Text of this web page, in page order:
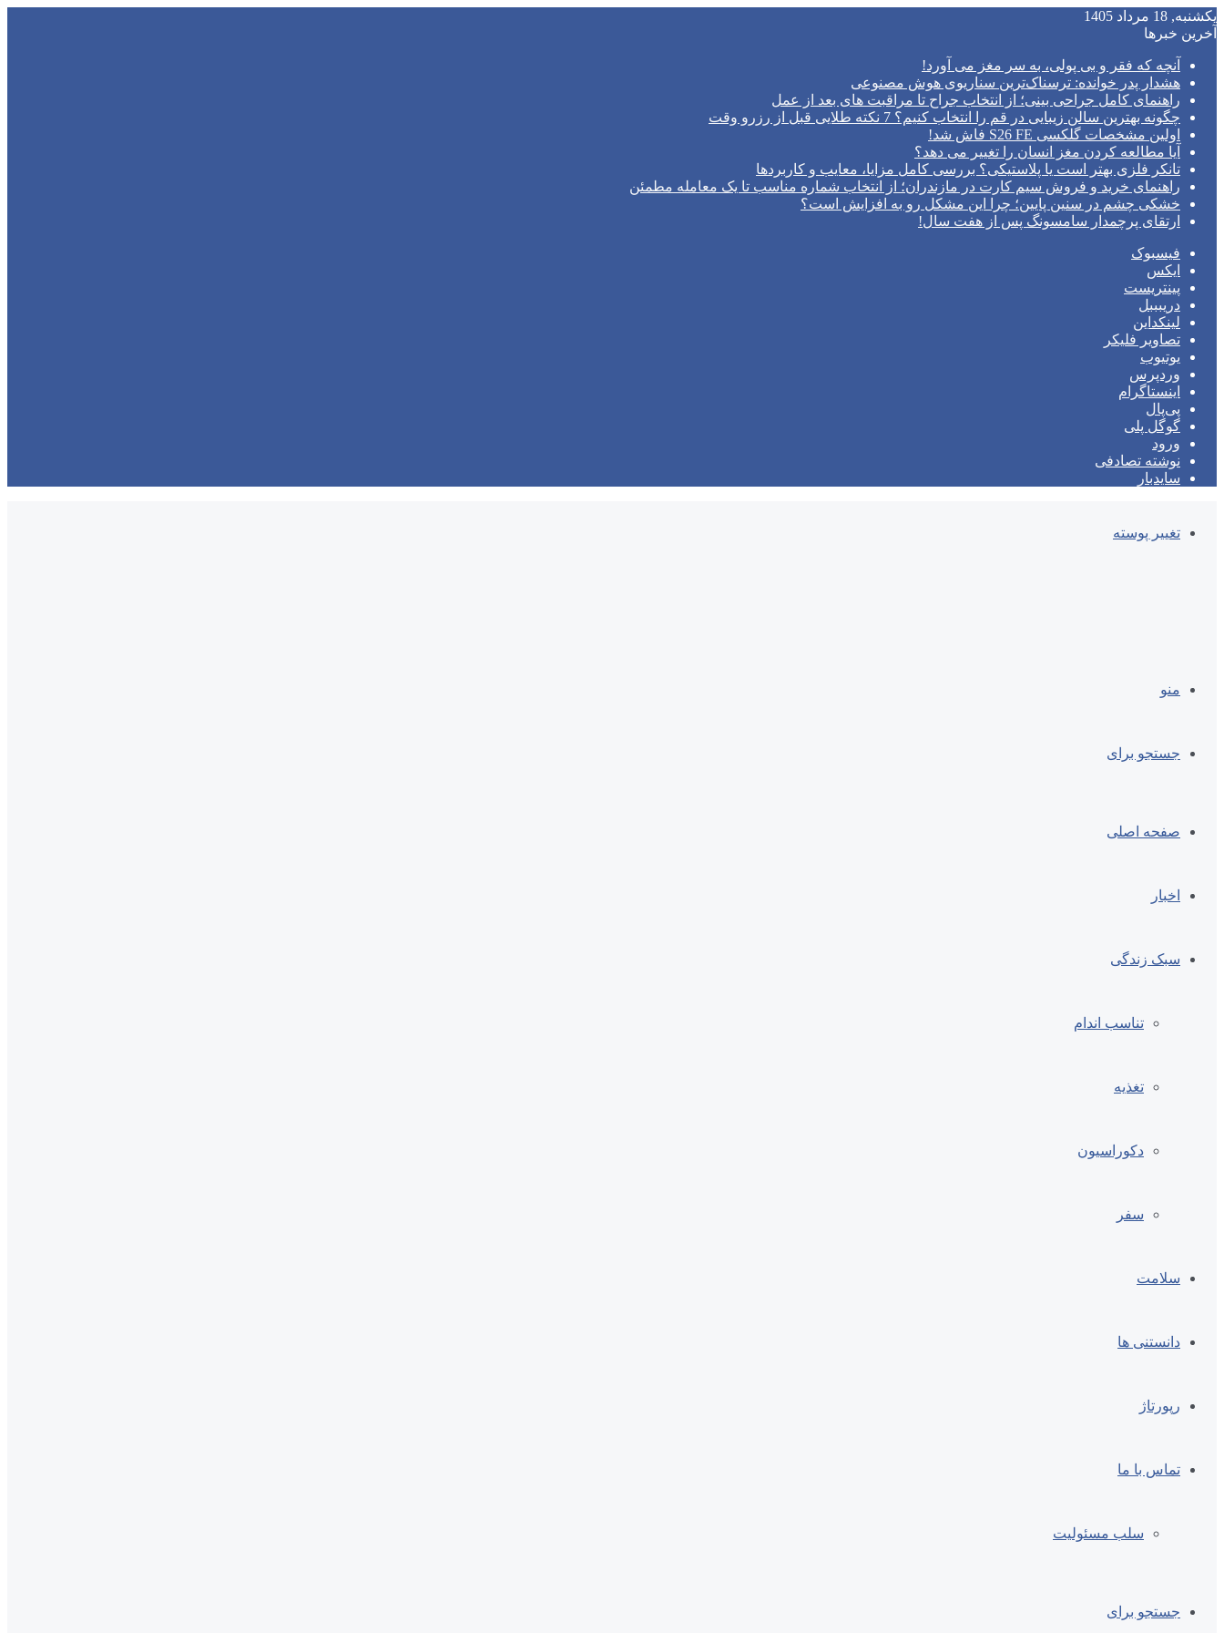
یکشنبه, 18 مرداد 1405
آخرین خبرها
آنچه که فقر و بی‌ پولی، به سر مغز می‌ آورد!
هشدار پدر خوانده: ترسناک‌ترین سناریوی هوش مصنوعی
راهنمای کامل جراحی بینی؛ از انتخاب جراح تا مراقبت های بعد از عمل
چگونه بهترین سالن زیبایی در قم را انتخاب کنیم؟ 7 نکته طلایی قبل از رزرو وقت
اولین مشخصات گلکسی S26 FE فاش شد!
آیا مطالعه کردن مغز انسان را تغییر می‌ دهد؟
تانکر فلزی بهتر است یا پلاستیکی؟ بررسی کامل مزایا، معایب و کاربردها
راهنمای خرید و فروش سیم کارت در مازندران؛ از انتخاب شماره مناسب تا یک معامله مطمئن
خشکی چشم در سنین پایین؛ چرا این مشکل رو به افزایش است؟
ارتقای پرچمدار سامسونگ پس از هفت سال!
فیسبوک
ایکس
پینتریست
دریبببل
لینکداین
تصاویر فلیکر
یوتیوب
وردپرس
اینستاگرام
پی‌پال
گوگل پلی
ورود
نوشته تصادفی
سایدبار
تغییر پوسته
منو
جستجو برای
صفحه اصلی
اخبار
سبک زندگی
تناسب اندام
تغذیه
دکوراسیون
سفر
سلامت
دانستنی ها
رپورتاژ
تماس با ما
سلب مسئولیت
جستجو برای